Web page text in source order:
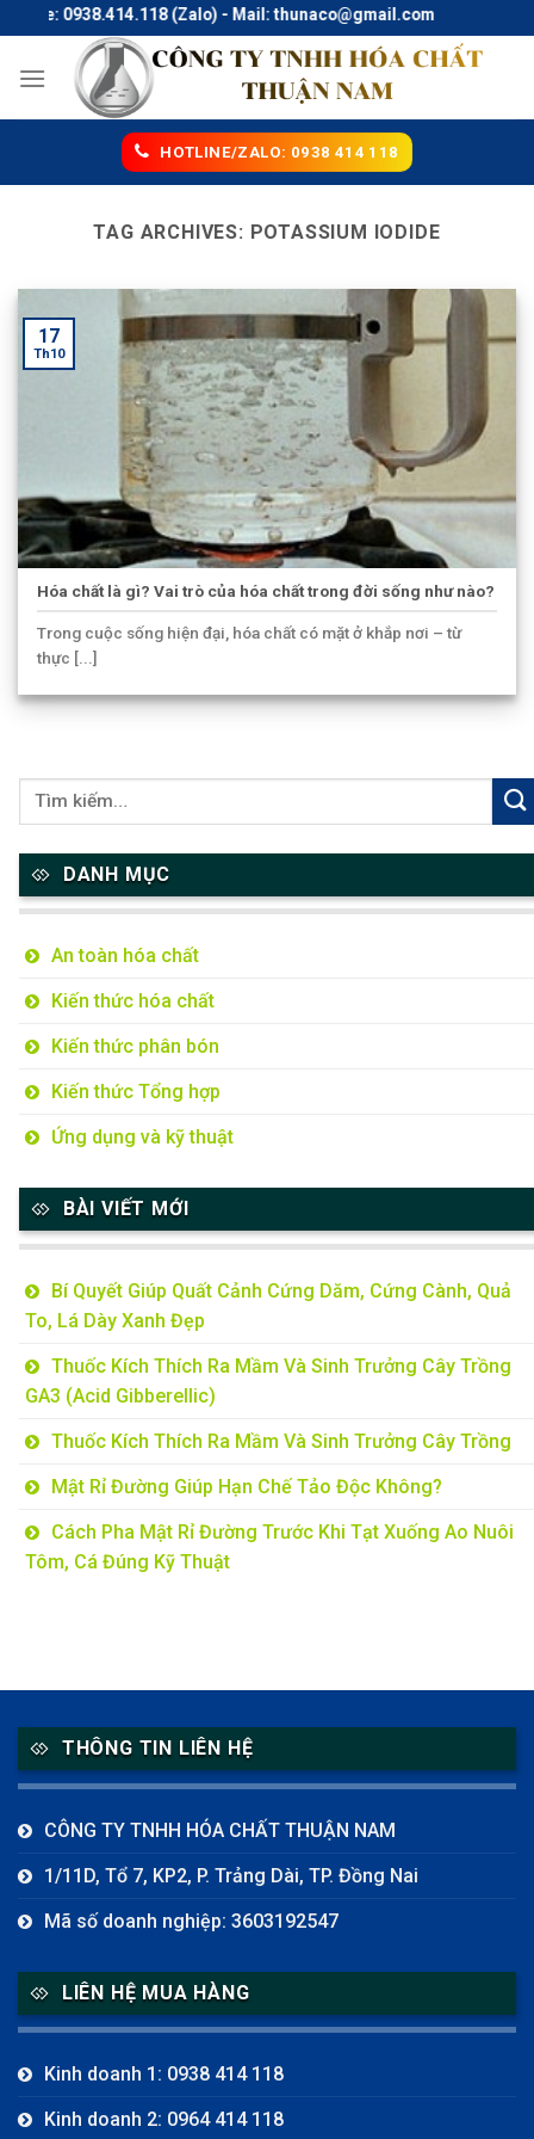
to
content
0938.414.118 (Zalo) - Mail: thunaco@gmail.com
HOTLINE/ZALO: 0938 414 118
TAG ARCHIVES: POTASSIUM IODIDE
Hóa chất là gì? Vai trò của hóa chất trong đời sống như nào?
Trong cuộc sống hiện đại, hóa chất có mặt ở khắp nơi – từ
thực [...]
17
Th10
DANH MỤC
An toàn hóa chất
Kiến thức hóa chất
Kiến thức phân bón
Kiến thức Tổng hợp
Ứng dụng và kỹ thuật
BÀI VIẾT MỚI
Bí Quyết Giúp Quất Cảnh Cứng Dăm, Cứng Cành, Quả
To, Lá Dày Xanh Đẹp
Thuốc Kích Thích Ra Mầm Và Sinh Trưởng Cây Trồng
GA3 (Acid Gibberellic)
Thuốc Kích Thích Ra Mầm Và Sinh Trưởng Cây Trồng
Mật Rỉ Đường Giúp Hạn Chế Tảo Độc Không?
Cách Pha Mật Rỉ Đường Trước Khi Tạt Xuống Ao Nuôi
Tôm, Cá Đúng Kỹ Thuật
THÔNG TIN LIÊN HỆ
CÔNG TY TNHH HÓA CHẤT THUẬN NAM
1/11D, Tổ 7, KP2, P. Trảng Dài, TP. Đồng Nai
Mã số doanh nghiệp: 3603192547
LIÊN HỆ MUA HÀNG
Kinh doanh 1: 0938 414 118
Kinh doanh 2: 0964 414 118